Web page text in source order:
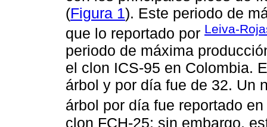
(Figura 1). Este periodo de
que lo reportado por Leiva-
periodo de máxima
el clon ICS-95 en Colombia.
árbol y por día fue de 32. Un
árbol por día fue reportado
clon FCH-25; sin embargo,